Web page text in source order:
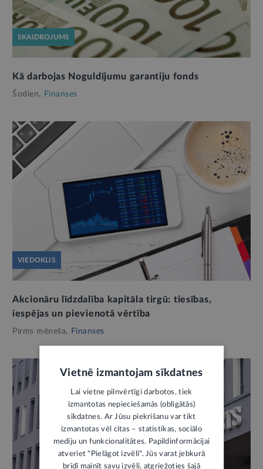
SKAIDROJUMS
Kā darbojas Noguldījumu garantiju fonds
Šodien, Finanses
VIEDOKLIS
Akcionāru līdzdalība kapitāla tirgū: tiesības,
iespējas un pievienotā vērtība
Pirms mēneša, Finanses
Vietnē izmantojam sīkdatnes
Lai vietne pilnvērtīgi darbotos, tiek
izmantotas nepieciešamās (obligātās)
sīkdatnes. Ar Jūsu piekrišanu var tikt
izmantotas vēl citas – statistikas, sociālo
mediju un funkcionalitātes. Papildinformācijai
atveriet "Pielāgot izvēli". Jūs varat jebkurā
brīdī mainīt savu izvēli, atgriežoties šajā